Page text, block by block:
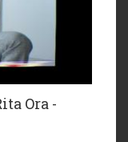
Ora -